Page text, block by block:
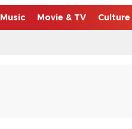
Music Movie & TV Culture